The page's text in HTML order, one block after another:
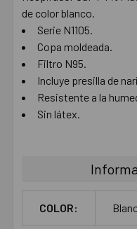
SELECCIONADO
AL CARRITO
de color blanco.
Serie N1105.
Copa moldeada.
Filtro N95.
Incluye presilla de
Resistente a la
Sin látex.
COLOR: